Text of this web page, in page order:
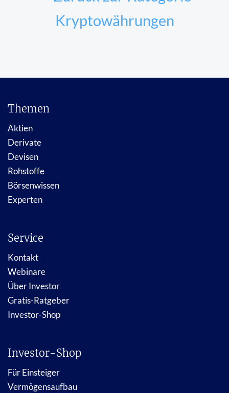
Kryptowährungen
Themen
Aktien
Derivate
Devisen
Rohstoffe
Börsenwissen
Experten
Service
Kontakt
Webinare
Über Investor
Gratis-Ratgeber
Investor-Shop
Investor-Shop
Für Einsteiger
Vermögensaufbau